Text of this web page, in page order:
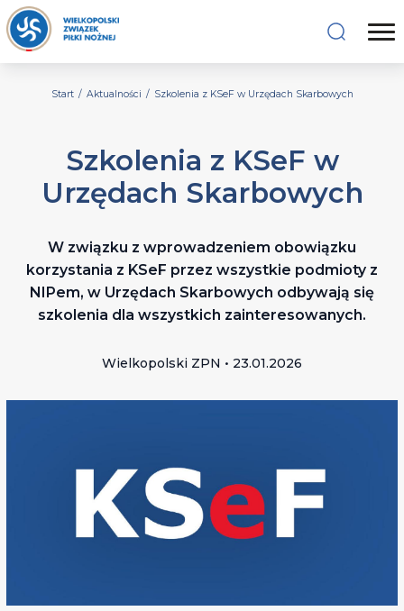
Start / Aktualności / Szkolenia z KSeF w Urzędach Skarbowych
Szkolenia z KSeF w
Urzędach Skarbowych
W związku z wprowadzeniem obowiązku
korzystania z KSeF przez wszystkie podmioty z
NIPem, w Urzędach Skarbowych odbywają się
szkolenia dla wszystkich zainteresowanych.
Wielkopolski ZPN • 23.01.2026